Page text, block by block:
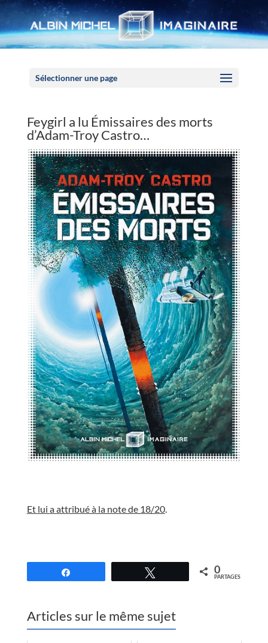
Sélectionner une page
Feygirl a lu Émissaires des morts
d’Adam-Troy Castro…
Et lui a attribué à la note de 18/20.
0
PARTAGES
Articles sur le même sujet
Panneau de gestion des cookies